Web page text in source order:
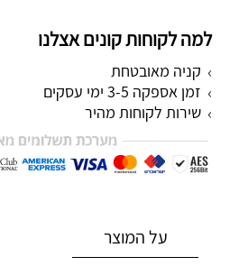
למה לקוחות קונים אצלנו
קניה מאובטחת
זמן אספקה 3-5 ימי עסקים
שירות לקוחות מהיר
מותאם אישית
על המוצר